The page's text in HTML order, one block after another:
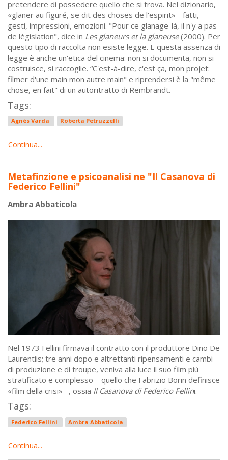
pretendere di possedere quello che si trova. Nel dizionario,
«glaner au figuré, se dit des choses de l'espirit» - fatti,
gesti, impressioni, emozioni. "Pour ce glanage-là, il n'y a pas
de législation", dice in Les glaneurs et la glaneuse(2000). Per
questo tipo di raccolta non esiste legge. E questa assenza di
legge è anche un'etica del cinema: non si documenta, non si
costruisce, si raccoglie. “C'est-à-dire, c'est ça, mon projet:
filmer d'une main mon autre main" e riprendersi è la "même
chose, en fait" di un autoritratto di Rembrandt.
Tags:
Agnès Varda Roberta Petruzzelli
Continua...
Metafinzione e psicoanalisi ne "Il Casanova di
Federico Fellini"
Ambra Abbaticola
Nel 1973 Fellini firmava il contratto con il produttore Dino De
Laurentiis; tre anni dopo e altrettanti ripensamenti e cambi
di produzione e di troupe, veniva alla luce il suo film più
stratificato e complesso – quello che Fabrizio Borin definisce
«film della crisi» –, ossia Il Casanova di Federico Fellini.
Tags:
Federico Fellini Ambra Abbaticola
Continua...